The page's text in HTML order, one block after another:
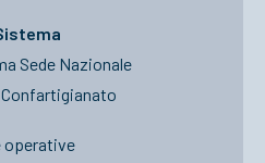
Sede Nazionale
operative